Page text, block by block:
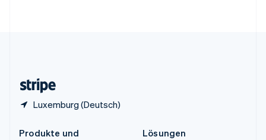
Luxemburg (Deutsch)
Produkte und
Lösungen